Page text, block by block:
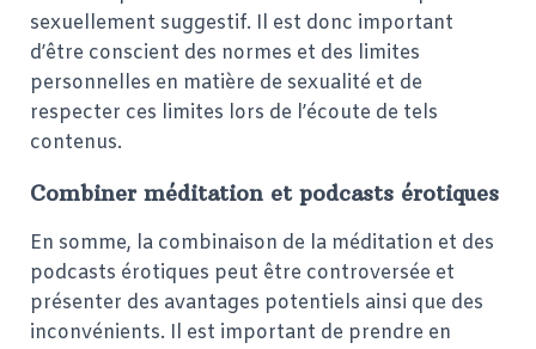
sexuellement suggestif. Il est donc important
d’être conscient des normes et des limites
personnelles en matière de sexualité et de
respecter ces limites lors de l’écoute de tels
contenus.
Combiner méditation et podcasts érotiques
En somme, la combinaison de la méditation et des
podcasts érotiques peut être controversée et
présenter des avantages potentiels ainsi que des
inconvénients. Il est important de prendre en